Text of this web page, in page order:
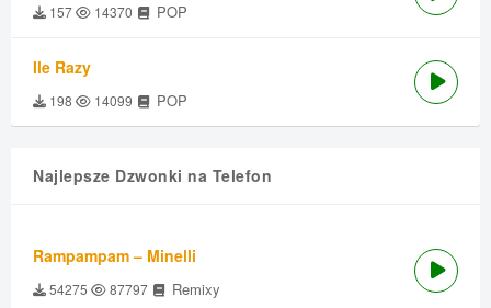
157 14370 POP
Ile Razy
198 14099 POP
Najlepsze Dzwonki na Telefon
Rampampam – Minelli
54275 87797 Remixy